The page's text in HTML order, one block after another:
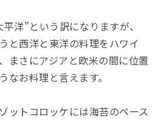
洋”という訳になりますが、
と西洋と東洋の料理をハワイ
まさにアジアと欧米の間に位置
なお料理と言えます。
ットコロッケには海苔のペース